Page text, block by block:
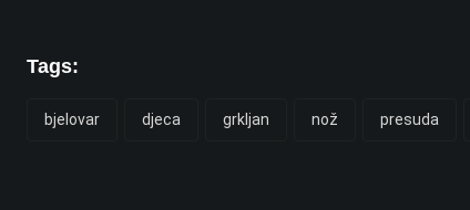
Tags:
bjelovar djeca grkljan nož presuda